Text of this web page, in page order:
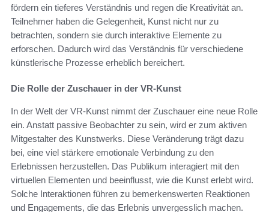
fördern ein tieferes Verständnis und regen die Kreativität an.
Teilnehmer haben die Gelegenheit, Kunst nicht nur zu
betrachten, sondern sie durch interaktive Elemente zu
erforschen. Dadurch wird das Verständnis für verschiedene
künstlerische Prozesse erheblich bereichert.
Die Rolle der Zuschauer in der VR-Kunst
In der Welt der VR-Kunst nimmt der Zuschauer eine neue Rolle
ein. Anstatt passive Beobachter zu sein, wird er zum aktiven
Mitgestalter des Kunstwerks. Diese Veränderung trägt dazu
bei, eine viel stärkere emotionale Verbindung zu den
Erlebnissen herzustellen. Das Publikum interagiert mit den
virtuellen Elementen und beeinflusst, wie die Kunst erlebt wird.
Solche Interaktionen führen zu bemerkenswerten Reaktionen
und Engagements, die das Erlebnis unvergesslich machen.